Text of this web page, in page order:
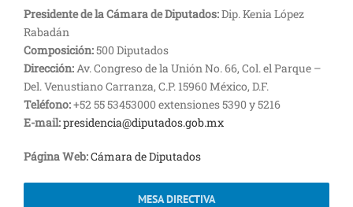
Presidente de la Cámara de Diputados:Dip. Kenia López
Rabadán
Composición:500 Diputados
Dirección:Av. Congreso de la Unión No. 66, Col. el Parque –
Del. Venustiano Carranza, C.P. 15960 México, D.F.
Teléfono:+52 55 53453000 extensiones 5390 y 5216
E-mail:presidencia@diputados.gob.mx
Página Web:Cámara de Diputados
MESA DIRECTIVA